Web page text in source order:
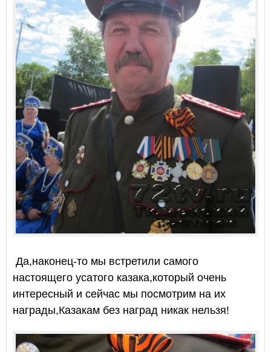
Да,наконец-то мы встретили самого
настоящего усатого казака,который очень
интересный и сейчас мы посмотрим на их
награды,Казакам без наград никак нельзя!